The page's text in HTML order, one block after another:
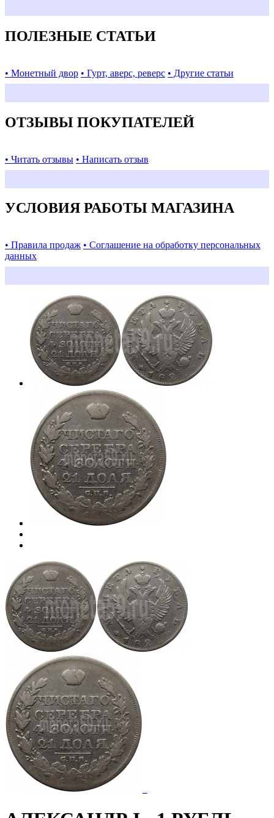
ПОЛЕЗНЫЕ СТАТЬИ
• Монетный двор • Гурт, аверс, реверс • Другие статьи
ОТЗЫВЫ ПОКУПАТЕЛЕЙ
• Читать отзывы • Написать отзыв
УСЛОВИЯ РАБОТЫ МАГАЗИНА
• Правила продаж • Соглашение на обработку персональных
данных